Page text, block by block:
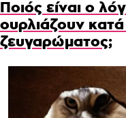
Ποιός είναι ο
ουρλιάζουν
ζευγαρώματος;